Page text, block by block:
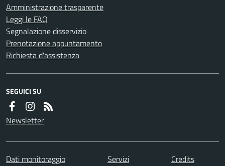
Amministrazione trasparente
Leggi le FAQ
Segnalazione disservizio
Prenotazione appuntamento
Richiesta d'assistenza
SEGUICI SU
Newsletter
Dati monitoraggio Servizi
Credits